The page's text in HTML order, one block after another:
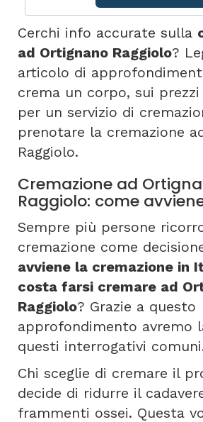
Cerchi info accurate sulla
ad Ortignano Raggiolo?
articolo di
crema un corpo, sui
per un servizio di
prenotare la cremazione
Raggiolo.
Cremazione ad
Raggiolo: come
Sempre più persone
cremazione come
avviene la cremazione in
costa farsi cremare ad
Raggiolo? Grazie a questo
approfondimento avremo
questi interrogativi
Chi sceglie di cremare il
decide di ridurre il
frammenti ossei. Questa